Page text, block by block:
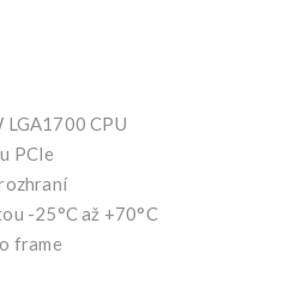
CPU
PCIe
-25°C až +70°C
frame